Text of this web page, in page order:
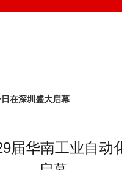
在深圳盛大启幕
届华南工业自动